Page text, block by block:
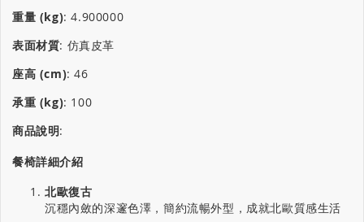
重量 (kg):4.900000
表面材質: 仿真皮革
座高 (cm):46
承重 (kg): 100
商品說明:
餐椅詳細介紹
北歐復古
沉穩內斂的深邃色澤，簡約流暢外型，成就北歐質感生活